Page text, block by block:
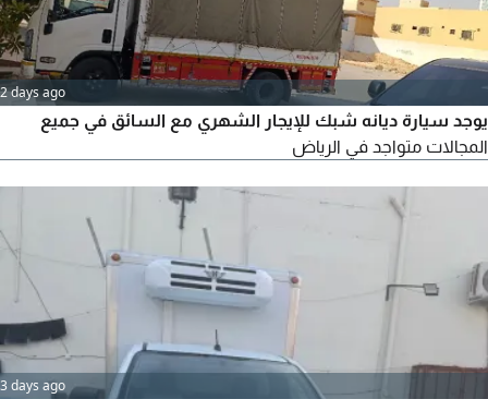
2 days ago
يوجد سيارة ديانه شبك للإيجار الشهري مع السائق في جميع
المجالات متواجد في الرياض
3 days ago